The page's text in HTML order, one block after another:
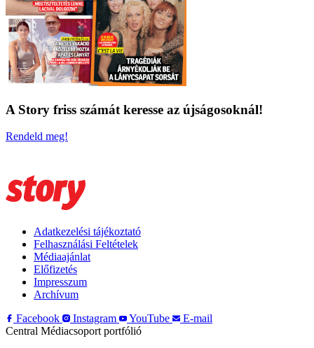
A Story friss számát keresse az újságosoknál!
Rendeld meg!
Adatkezelési tájékoztató
Felhasználási Feltételek
Médiaajánlat
Előfizetés
Impresszum
Archívum
Facebook
Instagram YouTube
E-mail
Central Médiacsoport portfólió